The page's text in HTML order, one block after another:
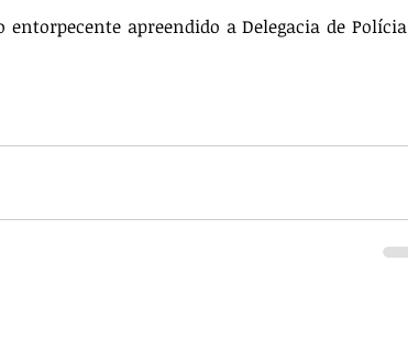
apreendido a Delegacia de Polícia